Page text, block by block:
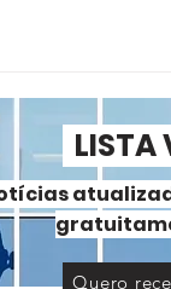
LISTA
Quero